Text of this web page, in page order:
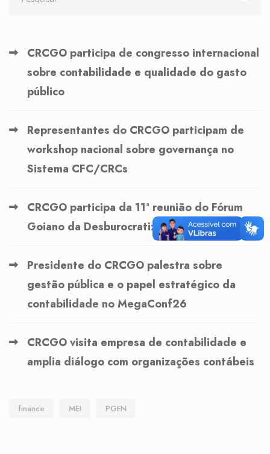
CRCGO participa de congresso internacional
sobre contabilidade e qualidade do gasto
público
Representantes do CRCGO participam de
workshop nacional sobre governança no
Sistema CFC/CRCs
CRCGO participa da 11ª reunião do Fórum
Goiano da Desburocratização
Presidente do CRCGO palestra sobre
gestão pública e o papel estratégico da
contabilidade no MegaConf26
CRCGO visita empresa de contabilidade e
amplia diálogo com organizações contábeis
finance MEI PGFN